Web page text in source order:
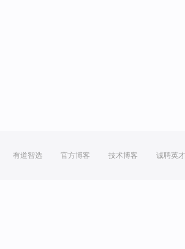
有道智选 官方博客 技术博客 诚聘英才